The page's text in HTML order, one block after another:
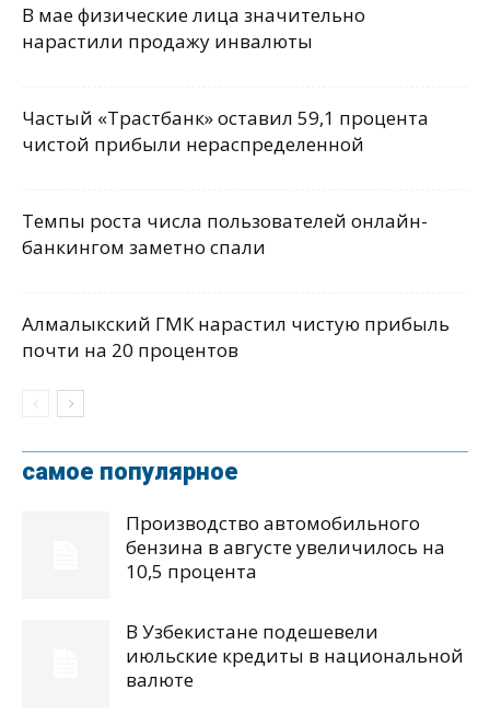
В мае физические лица значительно
нарастили продажу инвалюты
Частый «Трастбанк» оставил 59,1 процента
чистой прибыли нераспределенной
Темпы роста числа пользователей онлайн-
банкингом заметно спали
Алмалыкский ГМК нарастил чистую прибыль
почти на 20 процентов
самое популярное
Производство автомобильного
бензина в августе увеличилось на
10,5 процента
В Узбекистане подешевели
июльские кредиты в национальной
валюте